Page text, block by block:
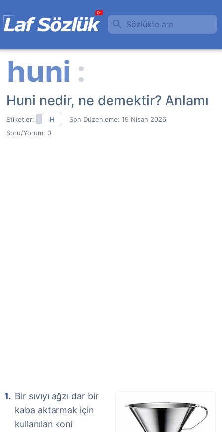
Sözlükte ara
Huni nedir, ne demektir? Anlamı
Etiketler: H Son Düzenleme: 19 Nisan 2026
Soru/Yorum: 0
Bir sıvıyı ağzı dar bir
kaba aktarmak için
kullanılan koni